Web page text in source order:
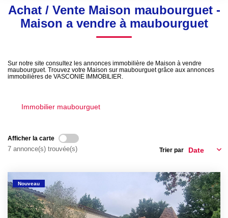
Qui Sommes-Nous
Notre Équipe
NOS ACTUALITÉS
Surface min Budget max
Achat / Vente Maison maubourguet -
Maison a vendre à maubourguet
Sur notre site consultez les annonces immobilière de Maison à vendre
maubourguet. Trouvez votre Maison sur maubourguet grâce aux annonces
immobilières de VASCONIE IMMOBILIER.
Immobilier maubourguet
Afficher la carte
7 annonce(s) trouvée(s) Trier par
Nouveau